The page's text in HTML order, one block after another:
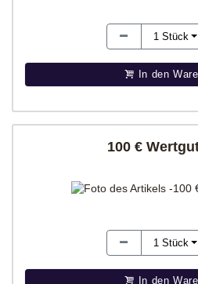
1 Stück
In den
100 €
1 Stück
In den